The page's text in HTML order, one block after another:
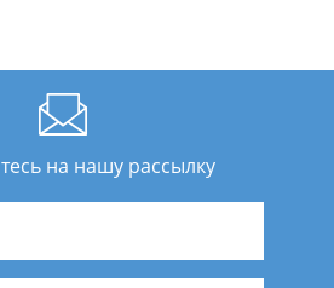
на нашу рассылку